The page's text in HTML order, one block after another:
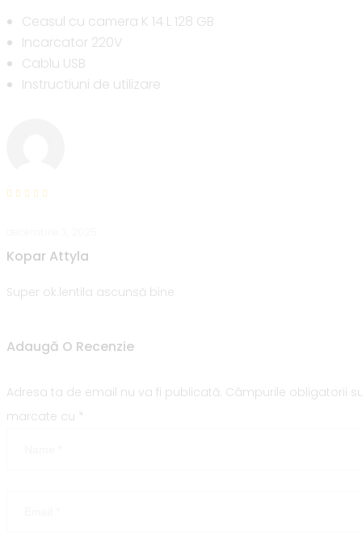
Ceasul cu camera K 14 L 128 GB
Incarcator 220V
Cablu USB
Instructiuni de utilizare
Kopar Attyla
Super ok.lentila ascunsă bine
Adaugă O Recenzie
Adresa ta de email nu va fi publicată. Câmpurile obligatorii
marcate cu *